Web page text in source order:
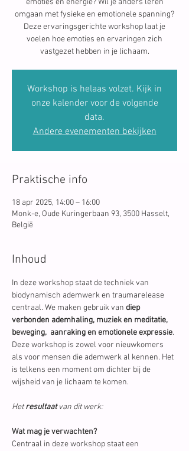
emoties en energie? Wil je anders leren
omgaan met fysieke en emotionele spanning?
Deze ervaringsgerichte workshop laat je
voelen hoe emoties en ervaringen zich
vastgezet hebben in je lichaam.
Workshop is helaas volzet. Kijk in
onze kalender voor de volgende
data.
Andere evenementen bekijken
Praktische info
18 apr 2025, 14:00 – 16:00
Monk-e, Oude Kuringerbaan 93, 3500 Hasselt,
België
Inhoud
In deze workshop staat de techniek van
biodynamisch ademwerk en traumarelease
centraal. We maken gebruik van diep
verbonden ademhaling, muziek en meditatie,
beweging,  aanraking en emotionele expressie.
Deze workshop is zowel voor nieuwkomers
als voor mensen die ademwerk al kennen. Het
is telkens een moment om dichter bij de
wijsheid van je lichaam te komen.
Het resultaat van dit werk:
Wat mag je verwachten?
Centraal in deze workshop staat een